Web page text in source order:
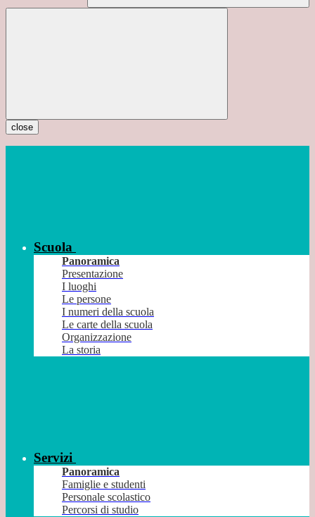
close
Scuola
Panoramica
Presentazione
I luoghi
Le persone
I numeri della scuola
Le carte della scuola
Organizzazione
La storia
Servizi
Panoramica
Famiglie e studenti
Personale scolastico
Percorsi di studio